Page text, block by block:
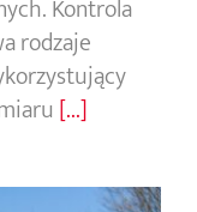
Kontrola
rodzaje
[...]